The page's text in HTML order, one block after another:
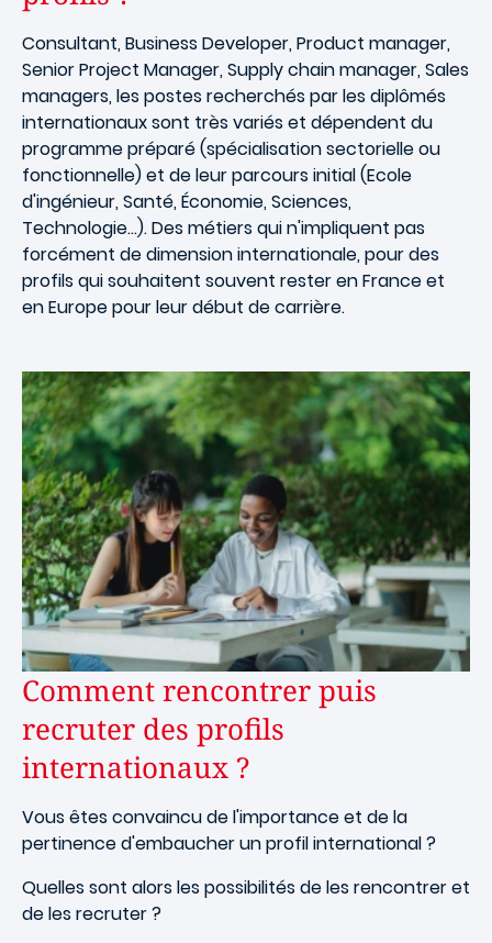
Consultant, Business Developer, Product manager,
Senior Project Manager, Supply chain manager, Sales
managers, les postes recherchés par les diplômés
internationaux sont très variés et dépendent du
programme préparé (spécialisation sectorielle ou
fonctionnelle) et de leur parcours initial (Ecole
d'ingénieur, Santé, Économie, Sciences,
Technologie…). Des métiers qui n'impliquent pas
forcément de dimension internationale, pour des
profils qui souhaitent souvent rester en France et
en Europe pour leur début de carrière.
Comment rencontrer puis
recruter des profils
internationaux ?
Vous êtes convaincu de l'importance et de la
pertinence d'embaucher un profil international ?
Quelles sont alors les possibilités de les rencontrer et
de les recruter ?